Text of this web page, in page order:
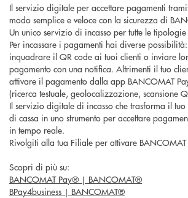
Il servizio digitale per accettare pagamenti
modo semplice e veloce con la sicurezza di
Un unico servizio di incasso per tutte le tipologie
Per incassare i pagamenti hai diverse
inquadrare il QR code ai tuoi clienti o inviare
pagamento con una notifica. Altrimenti il tuo
attivare il pagamento dalla app BANCOMAT
(ricerca testuale, geolocalizzazione, scansione
Il servizio digitale di incasso che trasforma il tuo
di cassa in uno strumento per accettare
in tempo reale.
Rivolgiti alla tua Filiale per attivare
Scopri di più su:
BANCOMAT Pay® | BANCOMAT®
BPay4business | BANCOMAT®